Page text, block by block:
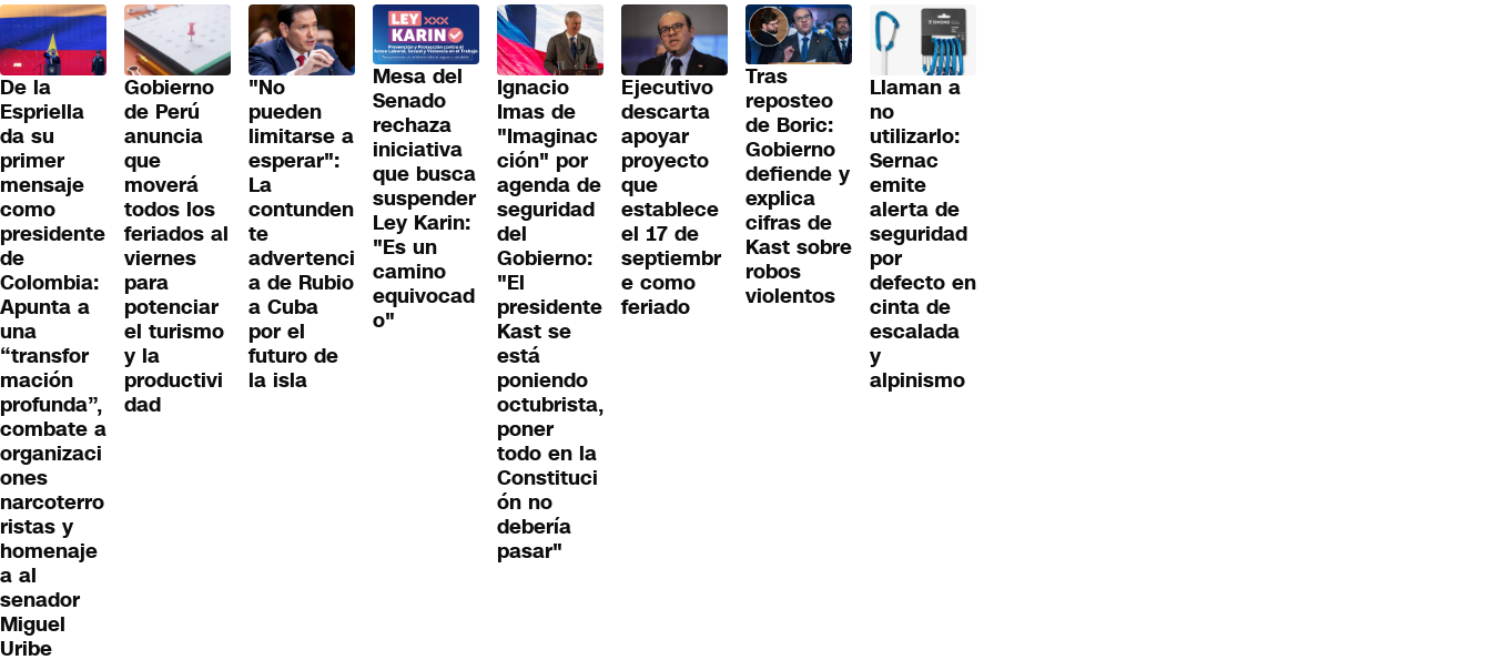
De la
Espriella
da su
primer
mensaje
como
presidente
de
Colombia:
Apunta a
una
“transfor
mación
profunda”,
combate a
organizaci
ones
narcoterro
ristas y
homenaje
a al
senador
Miguel
Uribe
Gobierno
de Perú
anuncia
que
moverá
todos los
feriados al
viernes
para
potenciar
el turismo
y la
productivi
dad
"No
pueden
limitarse a
esperar":
La
contunden
te
advertenci
a de Rubio
a Cuba
por el
futuro de
la isla
Mesa del
Senado
rechaza
iniciativa
que busca
suspender
Ley Karin:
"Es un
camino
equivocad
o"
Ignacio
Imas de
"Imaginac
ción" por
agenda de
seguridad
del
Gobierno:
"El
presidente
Kast se
está
poniendo
octubrista,
poner
todo en la
Constituci
ón no
debería
pasar"
Ejecutivo
descarta
apoyar
proyecto
que
establece
el 17 de
septiembr
e como
feriado
Tras
reposteo
de Boric:
Gobierno
defiende y
explica
cifras de
Kast sobre
robos
violentos
Llaman a
no
utilizarlo:
Sernac
emite
alerta de
seguridad
por
defecto en
cinta de
escalada
y
alpinismo